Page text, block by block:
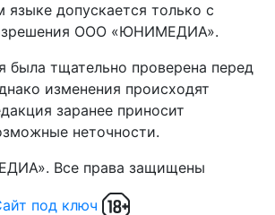
языке допускается только с
ООО «ЮНИМЕДИА».
была тщательно проверена перед
изменения происходят
заранее приносит
неточности.
Все права защищены
под ключ